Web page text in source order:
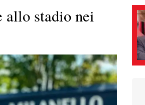
allo stadio nei